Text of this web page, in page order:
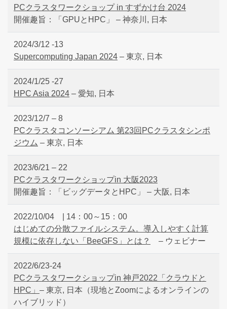
PCクラスタワークショップ in すずかけ台 2024
開催趣旨：「GPUとHPC」 – 神奈川, 日本
2024/3/12 -13
Supercomputing Japan 2024 – 東京, 日本
2024/1/25 -27
HPC Asia 2024 – 愛知, 日本
2023/12/7 – 8
PCクラスタコンソーシアム 第23回PCクラスタシンポ
ジウム – 東京, 日本
2023/6/21 – 22
PCクラスタワークショップin 大阪2023
開催趣旨：「ビッグデータとHPC」 – 大阪, 日本
2022/10/04 | 14：00～15：00
はじめての分散ファイルシステム。導入しやすく計算
規模に依存しない「BeeGFS」とは？
– ウェビナー
2022/6/23-24
PCクラスタワークショップin 神戸2022「クラウドと
HPC」 – 東京, 日本（現地とZoomによるオンラインの
ハイブリッド）